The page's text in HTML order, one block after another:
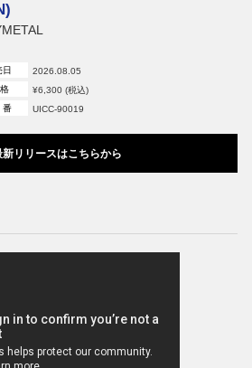
日
2026.08.05
¥6,300 (税込)
UICC-90019
新リリースはこちらから